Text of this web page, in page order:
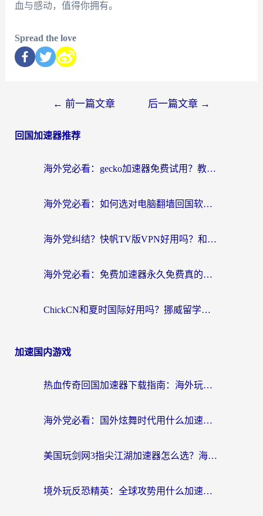
血与感动，值得你拥有。
Spread the love
← 前一篇文章 后一篇文章 →
回国加速器推荐
海外党必看：gecko加速器免费试用？教你选对回国加速器，无缝刷国内剧玩游戏
海外党必看：如何选对电脑翻墙回国软件，轻松解锁国内资源？
海外党纠结？快帆TV版VPN好用吗？和扇贝手游VPN对比哪个回国效果更好？
海外党必看：免费加速器永久免费真的存在吗？教你选对回国加速器无缝刷国内资源
ChickCN和夏时国际好用吗？挪威留学生亲测3款回国加速器，附穿梭和加速喵对比指南
加速国内游戏
热血传奇回国加速器下载指南：海外玩家如何流畅砍怪不卡顿？
海外党必看：国外炫舞时代用什么加速器比较好？解决延迟卡顿的终极方案
美国玩剑网3指尖江湖加速器怎么选？海外党亲测避坑指南
境外玩反恐精英：全球攻势用什么加速器？2026海外玩家亲测实用指南